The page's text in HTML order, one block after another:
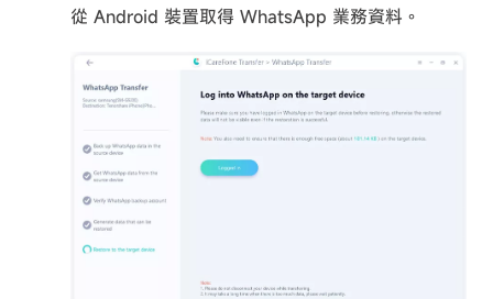
從 Android 裝置取得 WhatsApp 業務資料。